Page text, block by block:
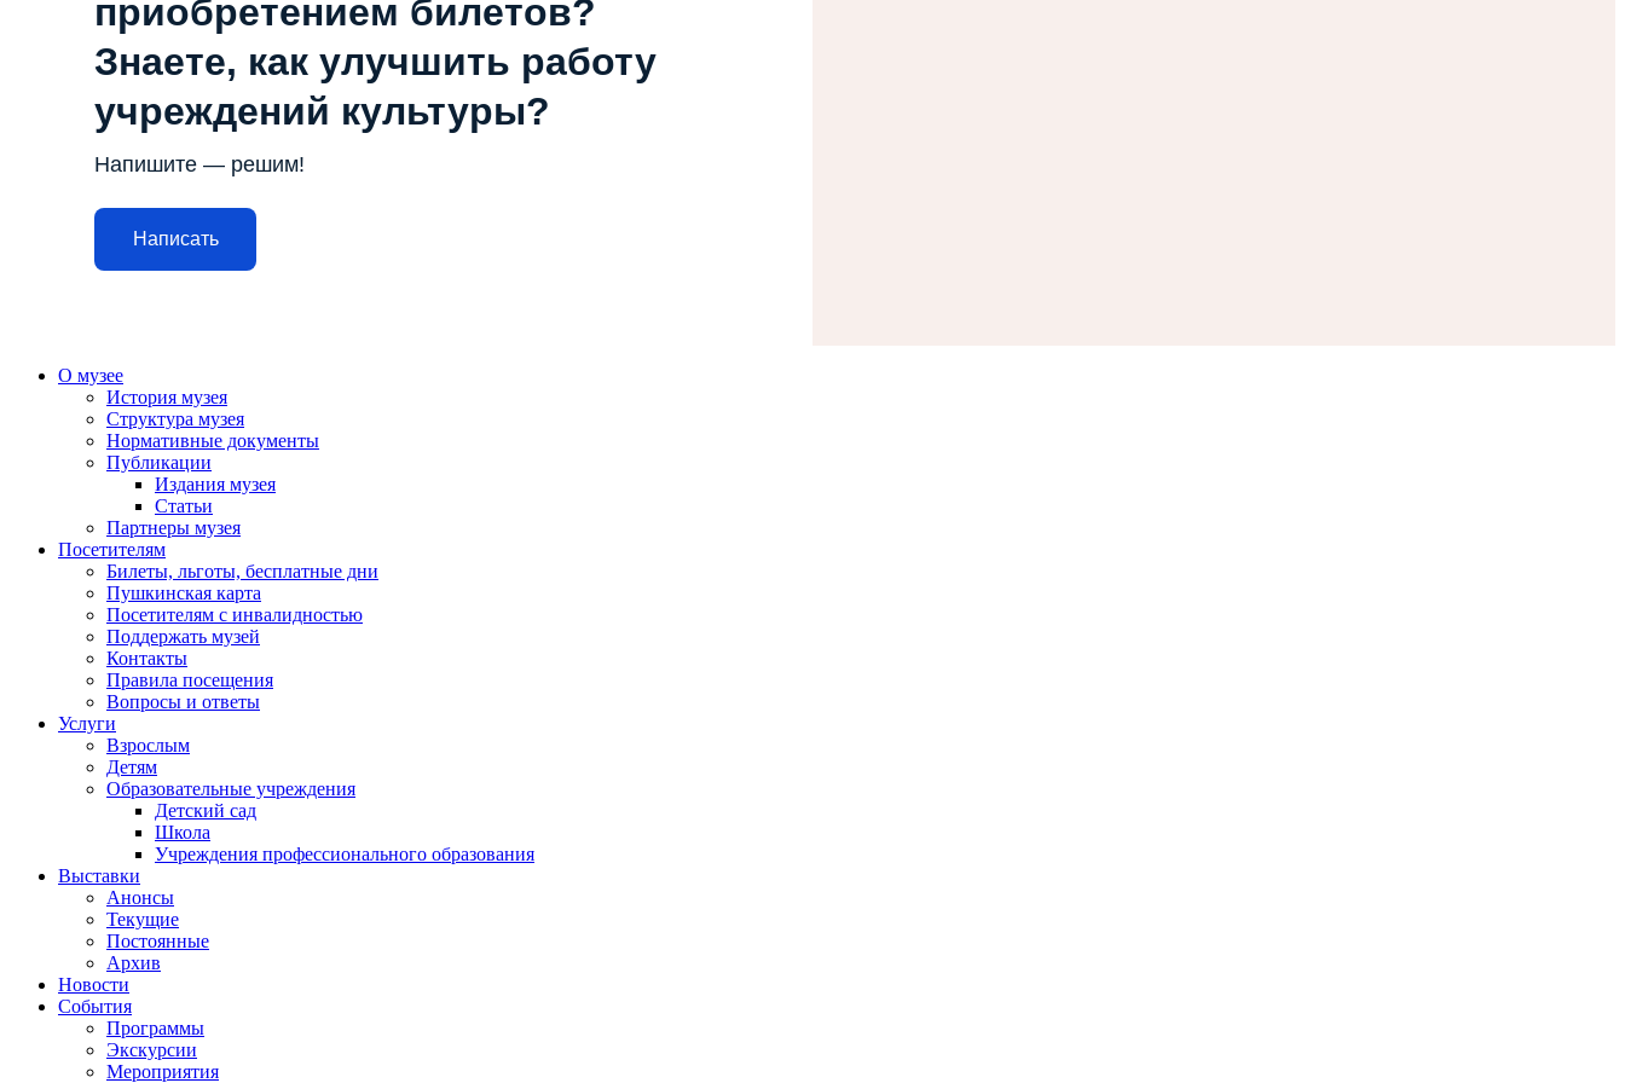
приобретением билетов?
Знаете, как улучшить работу
учреждений культуры?
Напишите — решим!
Написать
О музее
История музея
Структура музея
Нормативные документы
Публикации
Издания музея
Статьи
Партнеры музея
Посетителям
Билеты, льготы, бесплатные дни
Пушкинская карта
Посетителям с инвалидностью
Поддержать музей
Контакты
Правила посещения
Вопросы и ответы
Услуги
Взрослым
Детям
Образовательные учреждения
Детский сад
Школа
Учреждения профессионального образования
Выставки
Анонсы
Текущие
Постоянные
Архив
Новости
События
Программы
Экскурсии
Мероприятия